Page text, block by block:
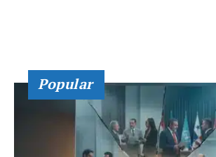
Popular